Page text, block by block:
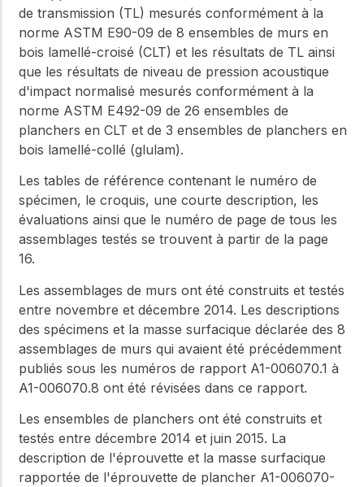
de transmission (TL) mesurés conformément à la
norme ASTM E90-09 de 8 ensembles de murs en
bois lamellé-croisé (CLT) et les résultats de TL ainsi
que les résultats de niveau de pression acoustique
d'impact normalisé mesurés conformément à la
norme ASTM E492-09 de 26 ensembles de
planchers en CLT et de 3 ensembles de planchers en
bois lamellé-collé (glulam).
Les tables de référence contenant le numéro de
spécimen, le croquis, une courte description, les
évaluations ainsi que le numéro de page de tous les
assemblages testés se trouvent à partir de la page
16.
Les assemblages de murs ont été construits et testés
entre novembre et décembre 2014. Les descriptions
des spécimens et la masse surfacique déclarée des 8
assemblages de murs qui avaient été précédemment
publiés sous les numéros de rapport A1-006070.1 à
A1-006070.8 ont été révisées dans ce rapport.
Les ensembles de planchers ont été construits et
testés entre décembre 2014 et juin 2015. La
description de l'éprouvette et la masse surfacique
rapportée de l'éprouvette de plancher A1-006070-